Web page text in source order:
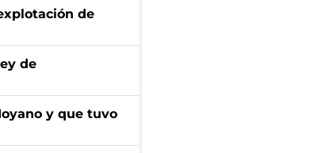
de
de
y que tuvo